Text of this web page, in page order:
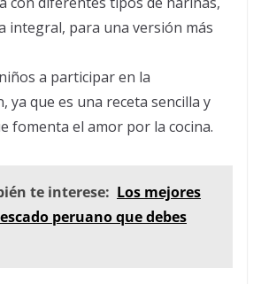
integral, para una versión más
a participar en la
ya que es una receta sencilla y
fomenta el amor por la cocina.
te interese: Los mejores
peruano que debes